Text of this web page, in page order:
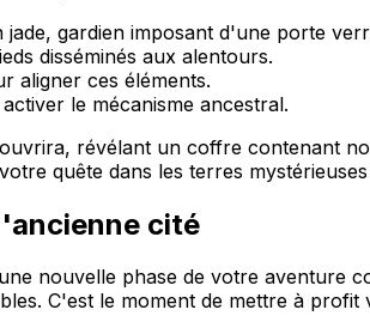
gardien imposant d'une porte
disséminés aux alentours.
aligner ces éléments.
le mécanisme ancestral.
révélant un coffre contenant
quête dans les terres
cité
nouvelle phase de votre aventure
C'est le moment de mettre à